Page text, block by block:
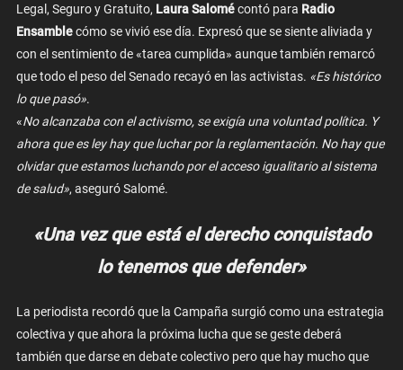
Legal, Seguro y Gratuito, Laura Salomécontó para Radio
Ensamblecómo se vivió ese día. Expresó que se siente aliviada y
con el sentimiento de «tarea cumplida» aunque también remarcó
que todo el peso del Senado recayó en las activistas. «Es histórico
lo que pasó».
«No alcanzaba con el activismo, se exigía una voluntad política. Y
ahora que es ley hay que luchar por la reglamentación. No hay que
olvidar que estamos luchando por el acceso igualitario al sistema
de salud», aseguró Salomé.
«Una vez que está el derecho conquistado
lo tenemos que defender»
La periodista recordó que la Campaña surgió como una estrategia
colectiva y que ahora la próxima lucha que se geste deberá
también que darse en debate colectivo pero que hay mucho que